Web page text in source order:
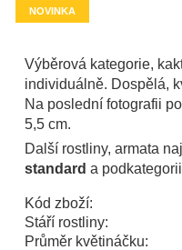
NOVINKA
Výběrová kategorie,
individuálně. Dospělá,
Na poslední fotografii
5,5 cm.
Další rostliny, armata
standard a podkategorii
Kód zboží:
Stáří rostliny:
Průměr květináčku: